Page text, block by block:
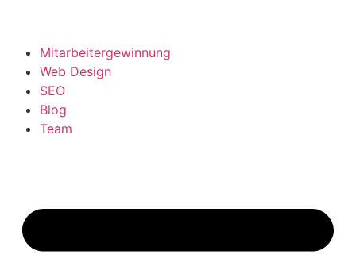
Mitarbeitergewinnung
Web Design
SEO
Blog
Team